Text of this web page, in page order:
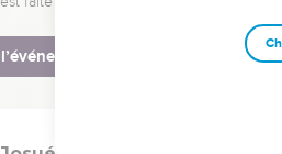
qu'il avait pleinement suivi la voie
15 Hébron s'appelait autrefois
Josué